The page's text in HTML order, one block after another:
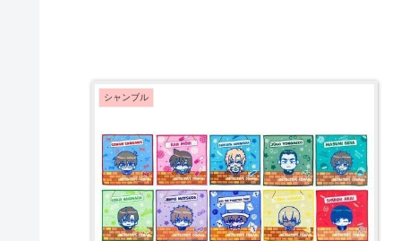
シャンブル